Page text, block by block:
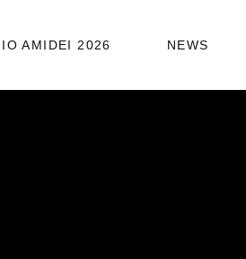
AMIDEI 2026 NEWS